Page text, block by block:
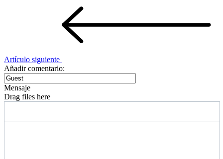
Artículo siguiente
Añadir comentario:
Mensaje
Drag files here